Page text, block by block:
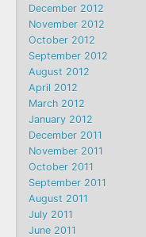
December 2012
November 2012
October 2012
September 2012
August 2012
April 2012
March 2012
January 2012
December 2011
November 2011
October 2011
September 2011
August 2011
July 2011
June 2011